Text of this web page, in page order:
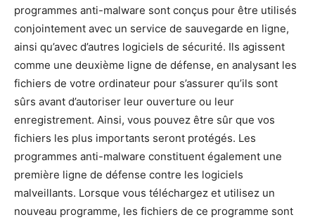
programmes anti-malware sont conçus pour être utilisés
conjointement avec un service de sauvegarde en ligne,
ainsi qu’avec d’autres logiciels de sécurité. Ils agissent
comme une deuxième ligne de défense, en analysant les
fichiers de votre ordinateur pour s’assurer qu’ils sont
sûrs avant d’autoriser leur ouverture ou leur
enregistrement. Ainsi, vous pouvez être sûr que vos
fichiers les plus importants seront protégés. Les
programmes anti-malware constituent également une
première ligne de défense contre les logiciels
malveillants. Lorsque vous téléchargez et utilisez un
nouveau programme, les fichiers de ce programme sont